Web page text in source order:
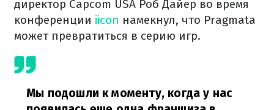
директор Capcom USA Роб Дайер во время
конференции iicon намекнул, что Pragmata
может превратиться в серию игр.
Мы подошли к моменту, когда у нас